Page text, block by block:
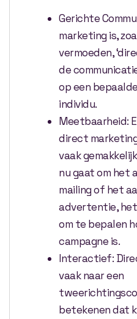
Gerichte
marketing is,
vermoeden,
de
op een
individu.
Meetbaarheid:
direct
vaak
nu gaat om het
mailing of het
advertentie,
om te bepalen
campagne is.
Interactief:
vaak naar een
betekenen dat